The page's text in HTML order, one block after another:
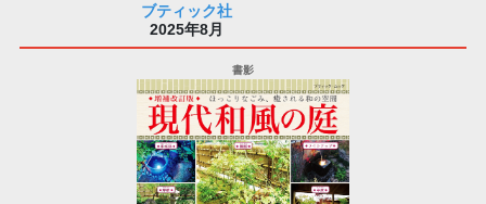
ブティック社
2025年8月